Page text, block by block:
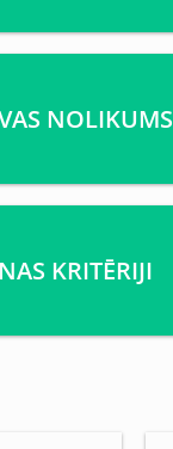
NOLIKUMS
KRITĒRIJI